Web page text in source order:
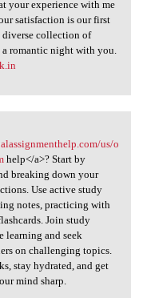
your experience with me
satisfaction is our first
diverse collection of
romantic night with you.
www
us/o
help</a>? Start by
breaking down your
Use active study
notes, practicing with
Join study
learning and seek
on challenging topics.
stay hydrated, and get
mind sharp.